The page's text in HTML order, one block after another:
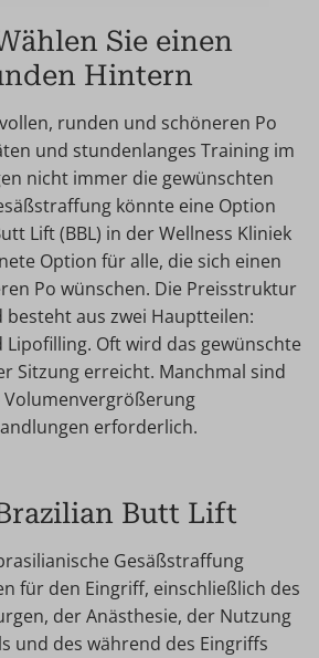
Sie einen
Hintern
runden und schöneren Po
und stundenlanges Training im
nicht immer die gewünschten
könnte eine Option
Lift (BBL) in der Wellness Kliniek
Option für alle, die sich einen
Po wünschen. Die Preisstruktur
aus zwei Hauptteilen:
Lipofilling. Oft wird das gewünschte
Sitzung erreicht. Manchmal sind
erforderlich.
Butt Lift
Gesäßstraffung
für den Eingriff, einschließlich des
der Anästhesie, der Nutzung
und des während des Eingriffs